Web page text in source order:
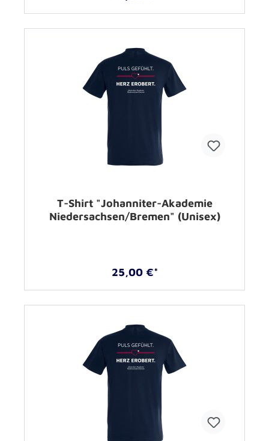
T-Shirt "Johanniter-Akademie
Niedersachsen/Bremen" (Unisex)
25,00 €*